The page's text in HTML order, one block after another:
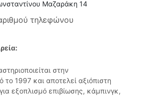
Μαζαράκη 14
τηλεφώνου
στην
1997 και αποτελεί αξιόπιστη
εξοπλισμό επιβίωσης, κάμπινγκ,